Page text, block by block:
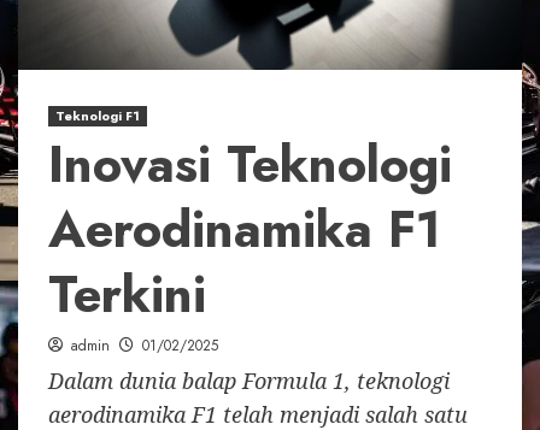
Teknologi F1
Inovasi Teknologi
Aerodinamika F1
Terkini
admin 01/02/2025
Dalam dunia balap Formula 1, teknologi
aerodinamika F1 telah menjadi salah satu